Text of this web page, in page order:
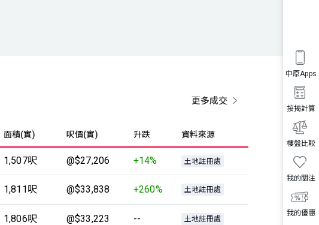
我的優惠
我的關注
樓盤比較
按揭計算
中原Apps
更多成交
面積(實) 呎價(實) 升跌 資料來源
1,507呎 @$27,206 +14% 土地註冊處
1,811呎 @$33,838 +260% 土地註冊處
1,806呎 @$33,223 -- 土地註冊處